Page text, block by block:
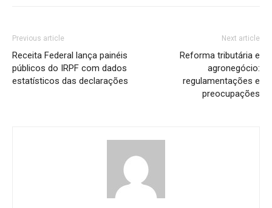
Previous article
Receita Federal lança painéis
públicos do IRPF com dados
estatísticos das declarações
Next article
Reforma tributária e
agronegócio:
regulamentações e
preocupações